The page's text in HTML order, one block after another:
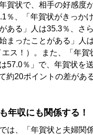
賀状で、相手の好感度
％、「年賀状がきっか
ある」人は35.3％、さ
まったことがある」人
ス！）。また、「年賀
57.0％」で、年賀状を
約20ポイントの差があ
年収にも関係する！
は、「年賀状と夫婦関